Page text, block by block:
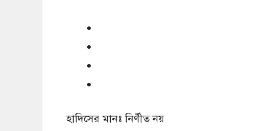
হাদিসের মানঃনির্ণীত নয়